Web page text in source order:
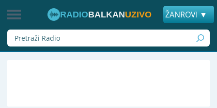
RADIOBALKANUZIVO ŽANROVI ▼